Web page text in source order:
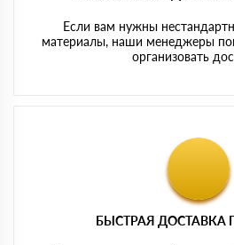
Если вам нужны
материалы, наши менеджеры
организовать
БЫСТРАЯ ДОСТАВКА